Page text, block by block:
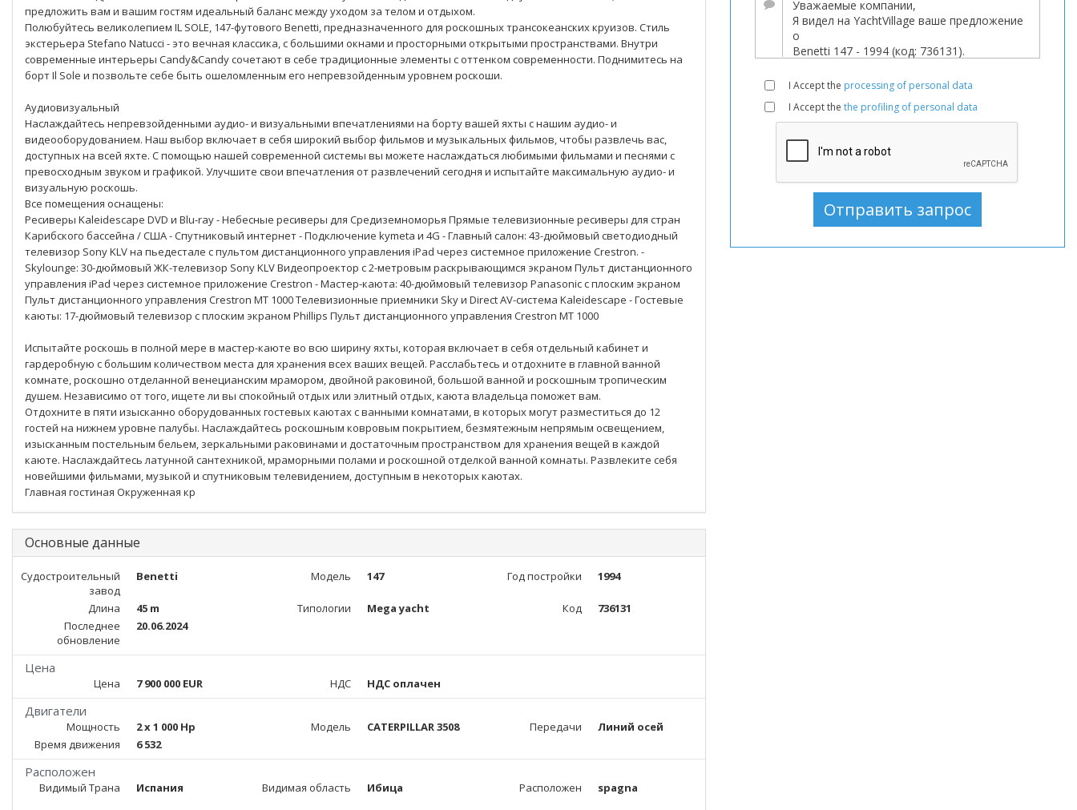
используемый,
Моторная
лодка
продаже,
Моторная
Моторные
лодки
В
продаже,
предложить вам и вашим гостям идеальный баланс между уходом за телом и отдыхом.
Полюбуйтесь великолепием IL SOLE, 147-футового Benetti, предназначенного для роскошных трансокеанских круизов. Стиль
экстерьера Stefano Natucci - это вечная классика, с большими окнами и просторными открытыми пространствами. Внутри
современные интерьеры Candy&Candy сочетают в себе традиционные элементы с оттенком современности. Поднимитесь на
борт Il Sole и позвольте себе быть ошеломленным его непревзойденным уровнем роскоши.
Аудиовизуальный
Наслаждайтесь непревзойденными аудио- и визуальными впечатлениями на борту вашей яхты с нашим аудио- и
видеооборудованием. Наш выбор включает в себя широкий выбор фильмов и музыкальных фильмов, чтобы развлечь вас,
доступных на всей яхте. С помощью нашей современной системы вы можете наслаждаться любимыми фильмами и песнями с
превосходным звуком и графикой. Улучшите свои впечатления от развлечений сегодня и испытайте максимальную аудио- и
визуальную роскошь.
Все помещения оснащены:
Ресиверы Kaleidescape DVD и Blu-ray - Небесные ресиверы для Средиземноморья Прямые телевизионные ресиверы для стран
Карибского бассейна / США - Спутниковый интернет - Подключение kymeta и 4G - Главный салон: 43-дюймовый светодиодный
телевизор Sony KLV на пьедестале с пультом дистанционного управления iPad через системное приложение Crestron. -
Skylounge: 30-дюймовый ЖК-телевизор Sony KLV Видеопроектор с 2-метровым раскрывающимся экраном Пульт дистанционного
управления iPad через системное приложение Crestron - Мастер-каюта: 40-дюймовый телевизор Panasonic с плоским экраном
Пульт дистанционного управления Crestron MT 1000 Телевизионные приемники Sky и Direct AV-система Kaleidescape - Гостевые
каюты: 17-дюймовый телевизор с плоским экраном Phillips Пульт дистанционного управления Crestron MT 1000
Испытайте роскошь в полной мере в мастер-каюте во всю ширину яхты, которая включает в себя отдельный кабинет и
гардеробную с большим количеством места для хранения всех ваших вещей. Расслабьтесь и отдохните в главной ванной
комнате, роскошно отделанной венецианским мрамором, двойной раковиной, большой ванной и роскошным тропическим
душем. Независимо от того, ищете ли вы спокойный отдых или элитный отдых, каюта владельца поможет вам.
Отдохните в пяти изысканно оборудованных гостевых каютах с ванными комнатами, в которых могут разместиться до 12
гостей на нижнем уровне палубы. Наслаждайтесь роскошным ковровым покрытием, безмятежным непрямым освещением,
изысканным постельным бельем, зеркальными раковинами и достаточным пространством для хранения вещей в каждой
каюте. Наслаждайтесь латунной сантехникой, мраморными полами и роскошной отделкой ванной комнаты. Развлеките себя
новейшими фильмами, музыкой и спутниковым телевидением, доступным в некоторых каютах.
Главная гостиная Окруженная кр
Основные данные
Судостроительный
завод
Benetti Модель 147 Год постройки 1994
Длина 45 m Типологии Mega yacht Код
736131
Последнее
обновление
20.06.2024
Цена
Цена 7 900 000 EUR НДС НДС оплачен
Двигатели
Мощность 2 x 1 000 Hp Модель CATERPILLAR 3508 Передачи
Линий осей
Время движения
6 532
Расположен
Видимый Трана Испания Видимая область Ибица Расположен spagna
I Accept the processing of personal data
I Accept the the profiling of personal data